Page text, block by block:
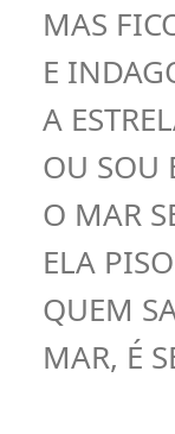
MAS
E
A
OU SOU
O MAR
ELA
QUEM
MAR, É